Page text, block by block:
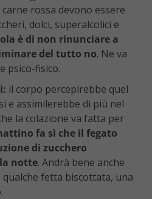
rossa devono essere
dolci, superalcolici e
è di non rinunciare a
del tutto no. Ne va
psico-fisico.
il corpo percepirebbe quel
e assimilerebbe di più nel
la colazione va fatta per
fa sì che il fegato
di zucchero
notte. Andrà bene anche
qualche fetta biscottata, una